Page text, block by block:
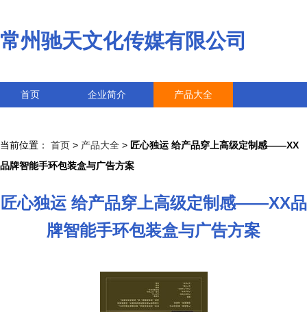
常州驰天文化传媒有限公司
首页 企业简介 产品大全
当前位置： 首页 > 产品大全 > 匠心独运 给产品穿上高级定制感——XX
品牌智能手环包装盒与广告方案
匠心独运 给产品穿上高级定制感——XX品
牌智能手环包装盒与广告方案